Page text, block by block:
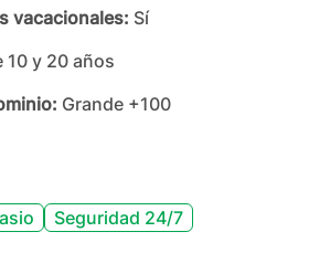
vacacionales: Sí
10 y 20 años
Grande +100
Seguridad 24/7